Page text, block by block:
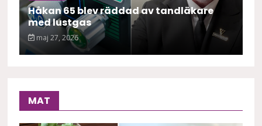
Håkan 65 blev räddad av tandläkare
med lustgas
maj 27, 2026
MAT